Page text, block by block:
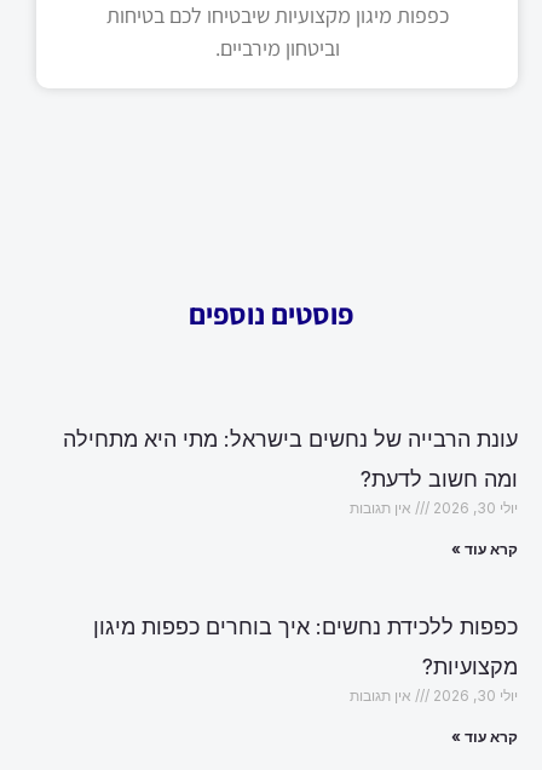
כפפות מיגון מקצועיות שיבטיחו לכם בטיחות
וביטחון מירביים.
פוסטים נוספים
עונת הרבייה של נחשים בישראל: מתי היא מתחילה
ומה חשוב לדעת?
יולי 30, 2026 אין תגובות
קרא עוד »
כפפות ללכידת נחשים: איך בוחרים כפפות מיגון
מקצועיות?
יולי 30, 2026 אין תגובות
קרא עוד »